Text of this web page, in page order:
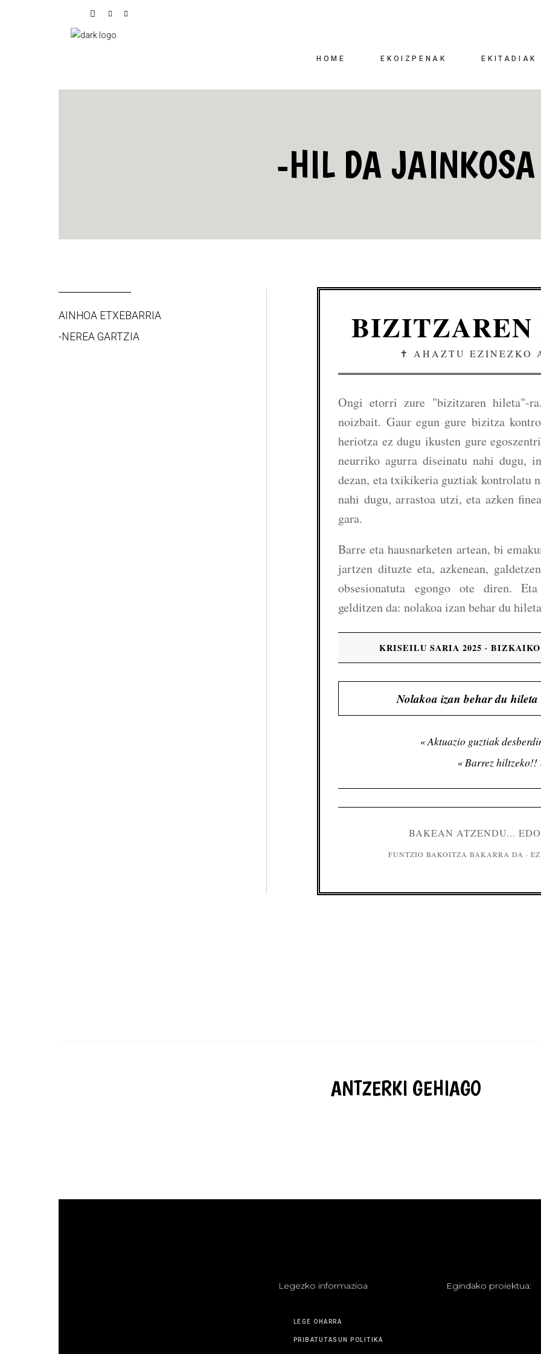
HOME EKOIZPENAK EKITADIAK
-HIL DA JAINKOSA
AINHOA ETXEBARRIA
-NEREA GARTZIA
✝️ AHAZTU EZINEZKO
Ongi etorri zure "bizitzaren hileta"-
noizbait. Gaur egun gure bizitza
heriotza ez dugu ikusten gure
neurriko agurra diseinatu nahi dugu,
dezan, eta txikikeria guztiak kontrolatu
nahi dugu, arrastoa utzi, eta azken
gara.
Barre eta hausnarketen artean, bi
jartzen dituzte eta, azkenean,
obsesionatuta egongo ote diren.
gelditzen da: nolakoa izan behar du
KRISEILU SARIA 2025 ·
Nolakoa izan behar du hileta
Aktuazio guztiak
Barrez hiltzeko!!
BAKEAN ATZENDU...
FUNTZIO BAKOITZA BAKARRA DA ·
ANTZERKI GEHIAGO
Legezko informazioa
LEGE OHARRA
PRIBATUTASUN POLITIKA
Egindako proiektua: